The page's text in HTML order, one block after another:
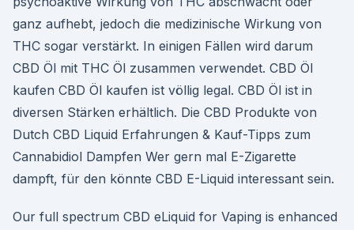
ganz aufhebt, jedoch die medizinische Wirkung von
THC sogar verstärkt. In einigen Fällen wird darum
CBD Öl mit THC Öl zusammen verwendet. CBD Öl
kaufen CBD Öl kaufen ist völlig legal. CBD Öl ist in
diversen Stärken erhältlich. Die CBD Produkte von
Dutch CBD Liquid Erfahrungen & Kauf-Tipps zum
Cannabidiol Dampfen Wer gern mal E-Zigarette
dampft, für den könnte CBD E-Liquid interessant sein.
Our full spectrum CBD eLiquid for Vaping is enhanced